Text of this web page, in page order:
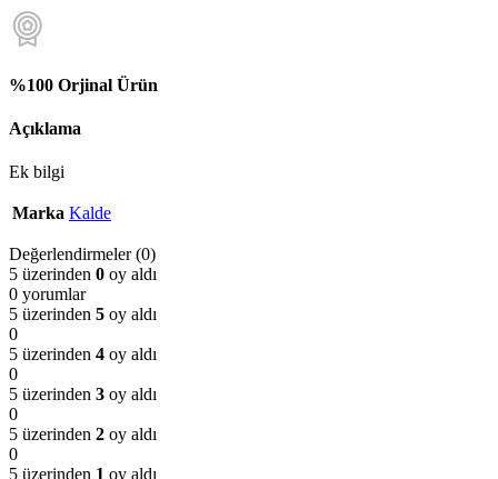
%100 Orjinal Ürün
Açıklama
Ek bilgi
Marka Kalde
Değerlendirmeler (0)
5 üzerinden 0 oy aldı
0 yorumlar
5 üzerinden 5 oy aldı
0
5 üzerinden 4 oy aldı
0
5 üzerinden 3 oy aldı
0
5 üzerinden 2 oy aldı
0
5 üzerinden 1 oy aldı